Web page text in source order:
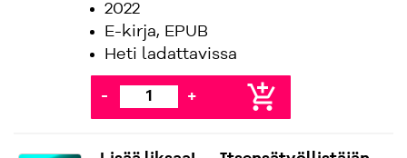
2022
E-kirja, EPUB
Heti ladattavissa
- + add_shopping_cart